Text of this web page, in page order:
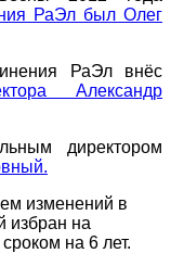
РаЭл был Олег
РаЭл внёс
Александр
директором
изменений в
избран на
сроком на 6 лет.